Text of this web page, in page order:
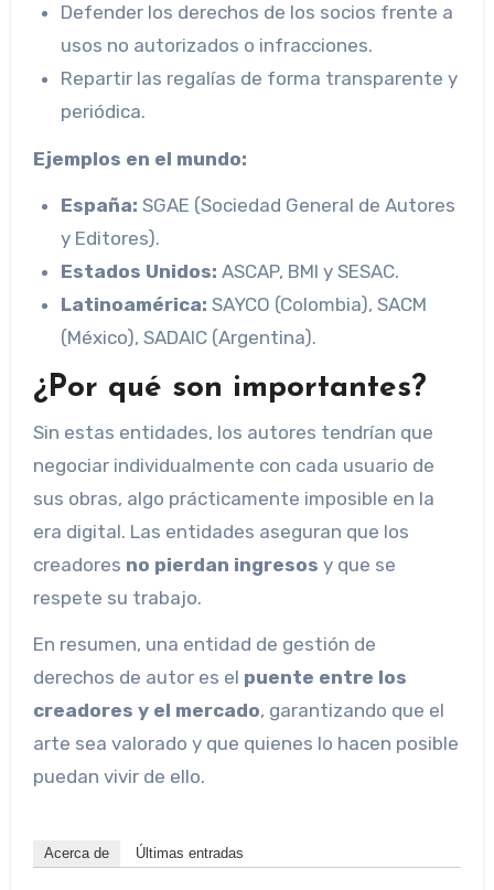
Defender los derechos de los socios frente a
usos no autorizados o infracciones.
Repartir las regalías de forma transparente y
periódica.
Ejemplos en el mundo:
España: SGAE (Sociedad General de Autores
y Editores).
Estados Unidos: ASCAP, BMI y SESAC.
Latinoamérica: SAYCO (Colombia), SACM
(México), SADAIC (Argentina).
¿Por qué son importantes?
Sin estas entidades, los autores tendrían que
negociar individualmente con cada usuario de
sus obras, algo prácticamente imposible en la
era digital. Las entidades aseguran que los
creadores no pierdan ingresos y que se
respete su trabajo.
En resumen, una entidad de gestión de
derechos de autor es el puente entre los
creadores y el mercado, garantizando que el
arte sea valorado y que quienes lo hacen posible
puedan vivir de ello.
Acerca de Últimas entradas